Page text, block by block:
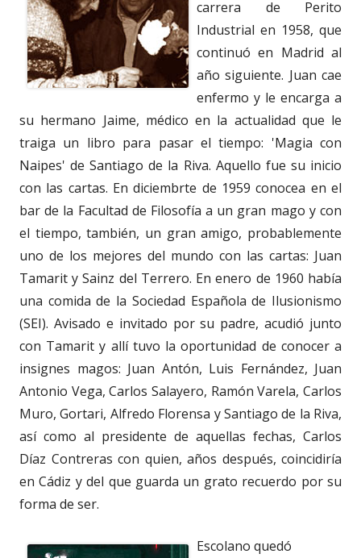
carrera de Perito
Industrial en 1958, que
continuó en Madrid al
año siguiente. Juan cae
enfermo y le encarga a
su hermano Jaime, médico en la actualidad que le
traiga un libro para pasar el tiempo: 'Magia con
Naipes' de Santiago de la Riva. Aquello fue su inicio
con las cartas. En diciembrte de 1959 conocea en el
bar de la Facultad de Filosofía a un gran mago y con
el tiempo, también, un gran amigo, probablemente
uno de los mejores del mundo con las cartas: Juan
Tamarit y Sainz del Terrero. En enero de 1960 había
una comida de la Sociedad Española de Ilusionismo
(SEI). Avisado e invitado por su padre, acudió junto
con Tamarit y allí tuvo la oportunidad de conocer a
insignes magos: Juan Antón, Luis Fernández, Juan
Antonio Vega, Carlos Salayero, Ramón Varela, Carlos
Muro, Gortari, Alfredo Florensa y Santiago de la Riva,
así como al presidente de aquellas fechas, Carlos
Díaz Contreras con quien, años después, coincidiría
en Cádiz y del que guarda un grato recuerdo por su
forma de ser.
Escolano quedó